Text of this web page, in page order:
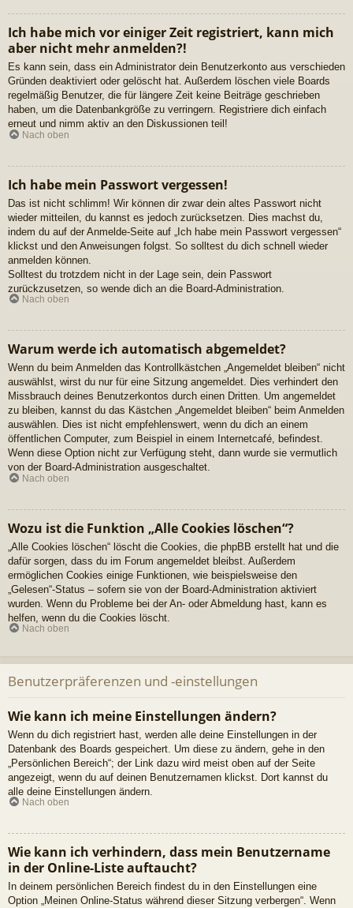
Ich habe mich vor einiger Zeit registriert, kann mich
aber nicht mehr anmelden?!
Es kann sein, dass ein Administrator dein Benutzerkonto aus verschieden
Gründen deaktiviert oder gelöscht hat. Außerdem löschen viele Boards
regelmäßig Benutzer, die für längere Zeit keine Beiträge geschrieben
haben, um die Datenbankgröße zu verringern. Registriere dich einfach
erneut und nimm aktiv an den Diskussionen teil!
Nach oben
Ich habe mein Passwort vergessen!
Das ist nicht schlimm! Wir können dir zwar dein altes Passwort nicht
wieder mitteilen, du kannst es jedoch zurücksetzen. Dies machst du,
indem du auf der Anmelde-Seite auf „Ich habe mein Passwort vergessen“
klickst und den Anweisungen folgst. So solltest du dich schnell wieder
anmelden können.
Solltest du trotzdem nicht in der Lage sein, dein Passwort
zurückzusetzen, so wende dich an die Board-Administration.
Nach oben
Warum werde ich automatisch abgemeldet?
Wenn du beim Anmelden das Kontrollkästchen „Angemeldet bleiben“ nicht
auswählst, wirst du nur für eine Sitzung angemeldet. Dies verhindert den
Missbrauch deines Benutzerkontos durch einen Dritten. Um angemeldet
zu bleiben, kannst du das Kästchen „Angemeldet bleiben“ beim Anmelden
auswählen. Dies ist nicht empfehlenswert, wenn du dich an einem
öffentlichen Computer, zum Beispiel in einem Internetcafé, befindest.
Wenn diese Option nicht zur Verfügung steht, dann wurde sie vermutlich
von der Board-Administration ausgeschaltet.
Nach oben
Wozu ist die Funktion „Alle Cookies löschen“?
„Alle Cookies löschen“ löscht die Cookies, die phpBB erstellt hat und die
dafür sorgen, dass du im Forum angemeldet bleibst. Außerdem
ermöglichen Cookies einige Funktionen, wie beispielsweise den
„Gelesen“-Status – sofern sie von der Board-Administration aktiviert
wurden. Wenn du Probleme bei der An- oder Abmeldung hast, kann es
helfen, wenn du die Cookies löscht.
Nach oben
Benutzerpräferenzen und -einstellungen
Wie kann ich meine Einstellungen ändern?
Wenn du dich registriert hast, werden alle deine Einstellungen in der
Datenbank des Boards gespeichert. Um diese zu ändern, gehe in den
„Persönlichen Bereich“; der Link dazu wird meist oben auf der Seite
angezeigt, wenn du auf deinen Benutzernamen klickst. Dort kannst du
alle deine Einstellungen ändern.
Nach oben
Wie kann ich verhindern, dass mein Benutzername
in der Online-Liste auftaucht?
In deinem persönlichen Bereich findest du in den Einstellungen eine
Option „Meinen Online-Status während dieser Sitzung verbergen“. Wenn